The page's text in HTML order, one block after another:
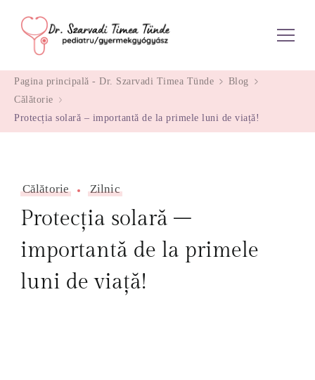
Dr. Szarvadi Timea Tünde
Pagina principală - Dr. Szarvadi Timea Tünde
Blog
Călătorie
Protecția solară – importantă de la primele luni de viață!
Călătorie Zilnic
Protecția solară –
importantă de la primele
luni de viață!